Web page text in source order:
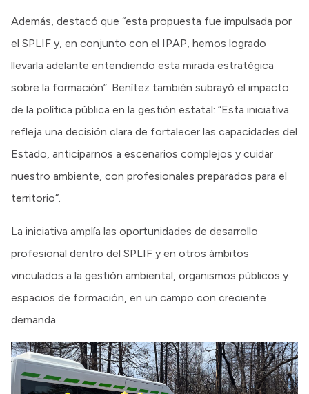
Además, destacó que “esta propuesta fue impulsada por
el SPLIF y, en conjunto con el IPAP, hemos logrado
llevarla adelante entendiendo esta mirada estratégica
sobre la formación”. Benítez también subrayó el impacto
de la política pública en la gestión estatal: “Esta iniciativa
refleja una decisión clara de fortalecer las capacidades del
Estado, anticiparnos a escenarios complejos y cuidar
nuestro ambiente, con profesionales preparados para el
territorio”.
La iniciativa amplía las oportunidades de desarrollo
profesional dentro del SPLIF y en otros ámbitos
vinculados a la gestión ambiental, organismos públicos y
espacios de formación, en un campo con creciente
demanda.